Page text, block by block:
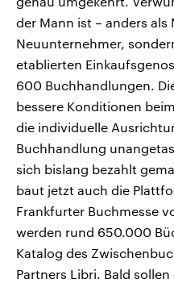
der Mann ist – anders
Neuunternehmer,
etablierten
600 Buchhandlungen.
bessere Konditionen
die individuelle
Buchhandlung
sich bislang bezahlt
baut jetzt auch die
Frankfurter Buchmesse
werden rund 650.000
Katalog des
Partners Libri. Bald